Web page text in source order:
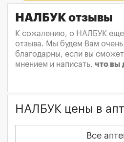
НАЛБУК отзывы
К сожалению, о НАЛБУК еще
отзыва. Мы будем Вам очень
благодарны, если вы
мнением и написать, что вы
НАЛБУК цены в
Все